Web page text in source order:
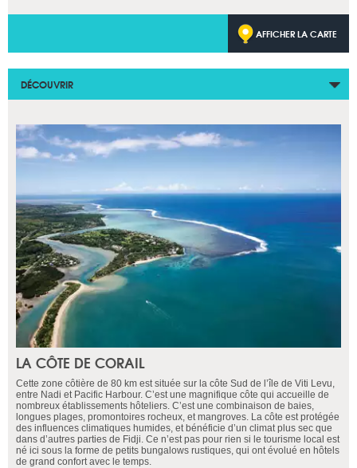
AFFICHER LA CARTE
DÉCOUVRIR
LA CÔTE DE CORAIL
Cette zone côtière de 80 km est située sur la côte Sud de l’île de Viti Levu,
entre Nadi et Pacific Harbour. C’est une magnifique côte qui accueille de
nombreux établissements hôteliers. C’est une combinaison de baies,
longues plages, promontoires rocheux, et mangroves. La côte est protégée
des influences climatiques humides, et bénéficie d’un climat plus sec que
dans d’autres parties de Fidji. Ce n’est pas pour rien si le tourisme local est
né ici sous la forme de petits bungalows rustiques, qui ont évolué en hôtels
de grand confort avec le temps.